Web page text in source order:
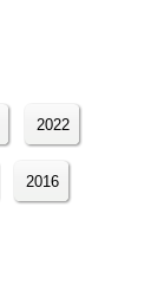
2022
2016